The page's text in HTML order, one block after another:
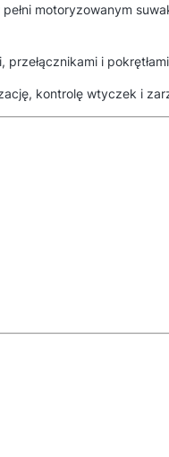
motoryzowanym
i
kontrolę wtyczek i